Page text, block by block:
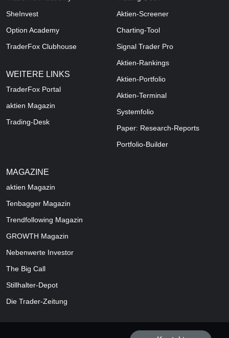
SheInvest
Option Academy
TraderFox Clubhouse
WEITERE LINKS
TraderFox Portal
aktien Magazin
Trading-Desk
Aktien-Screener
Charting-Tool
Signal Trader Pro
Aktien-Rankings
Aktien-Portfolio
Aktien-Terminal
Systemfolio
Paper: Research-Reports
Portfolio-Builder
MAGAZINE
aktien Magazin
Tenbagger Magazin
Trendfollowing Magazin
GROWTH Magazin
Nebenwerte Investor
The Big Call
Stillhalter-Depot
Die Trader-Zeitung